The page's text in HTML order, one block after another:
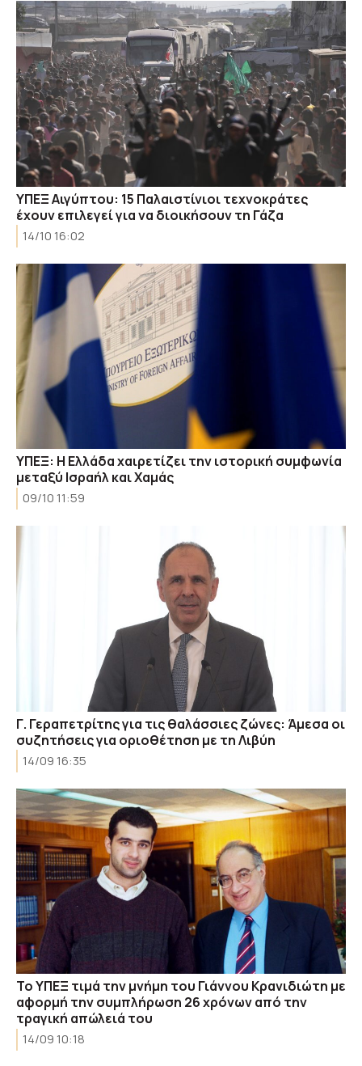
ΥΠΕΞ Αιγύπτου: 15 Παλαιστίνιοι τεχνοκράτες
έχουν επιλεγεί για να διοικήσουν τη Γάζα
14/10 16:02
ΥΠΕΞ: Η Ελλάδα χαιρετίζει την ιστορική συμφωνία
μεταξύ Ισραήλ και Χαμάς
09/10 11:59
Γ. Γεραπετρίτης για τις θαλάσσιες ζώνες: Άμεσα οι
συζητήσεις για οριοθέτηση με τη Λιβύη
14/09 16:35
Το YΠΕΞ τιμά την μνήμη του Γιάννου Κρανιδιώτη με
αφορμή την συμπλήρωση 26 χρόνων από την
τραγική απώλειά του
14/09 10:18